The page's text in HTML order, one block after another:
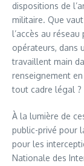
dispositions de
militaire. Que
l’accès au
opérateurs, dans
travaillent main
renseignement
tout cadre légal ?
À la lumière de
public-privé pour
pour les
Nationale des